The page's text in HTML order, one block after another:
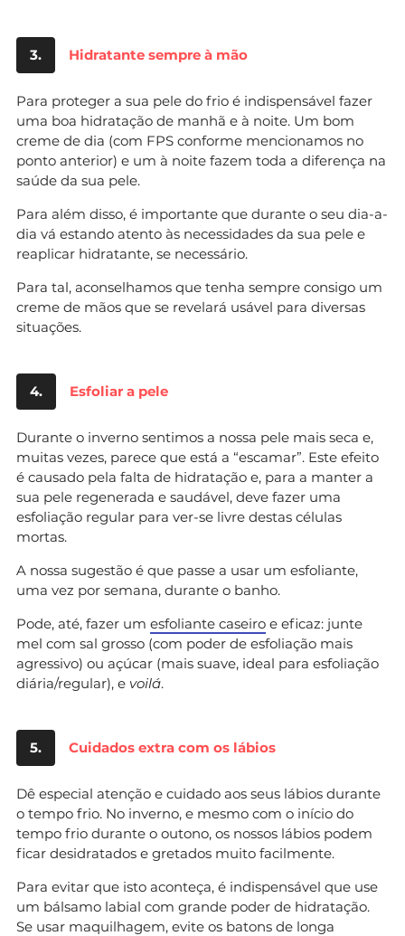
3. Hidratante sempre à mão
Para proteger a sua pele do frio é indispensável fazer
uma boa hidratação de manhã e à noite. Um bom
creme de dia (com FPS conforme mencionamos no
ponto anterior) e um à noite fazem toda a diferença na
saúde da sua pele.
Para além disso, é importante que durante o seu dia-a-
dia vá estando atento às necessidades da sua pele e
reaplicar hidratante, se necessário.
Para tal, aconselhamos que tenha sempre consigo um
creme de mãos que se revelará usável para diversas
situações.
4. Esfoliar a pele
Durante o inverno sentimos a nossa pele mais seca e,
muitas vezes, parece que está a “escamar”. Este efeito
é causado pela falta de hidratação e, para a manter a
sua pele regenerada e saudável, deve fazer uma
esfoliação regular para ver-se livre destas células
mortas.
A nossa sugestão é que passe a usar um esfoliante,
uma vez por semana, durante o banho.
Pode, até, fazer um esfoliante caseiro e eficaz: junte
mel com sal grosso (com poder de esfoliação mais
agressivo) ou açúcar (mais suave, ideal para esfoliação
diária/regular), e voilá.
5. Cuidados extra com os lábios
Dê especial atenção e cuidado aos seus lábios durante
o tempo frio. No inverno, e mesmo com o início do
tempo frio durante o outono, os nossos lábios podem
ficar desidratados e gretados muito facilmente.
Para evitar que isto aconteça, é indispensável que use
um bálsamo labial com grande poder de hidratação.
Se usar maquilhagem, evite os batons de longa